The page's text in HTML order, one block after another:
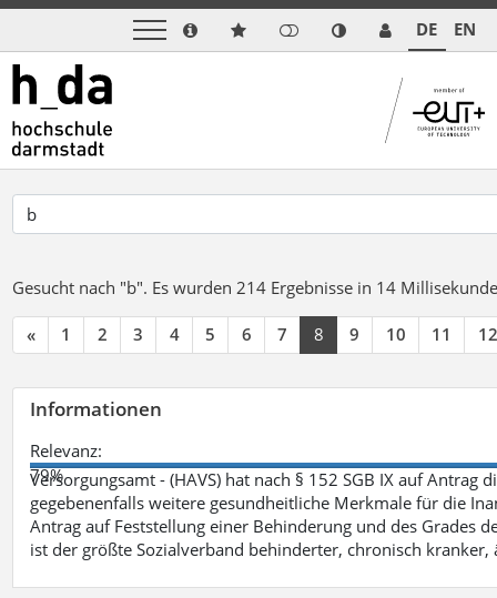
DE EN
Gesucht nach "b". Es wurden 214 Ergebnisse in 14
« 1 2 3 4 5 6 7 8 9 10 11 12
Informationen
Relevanz:
79%
Versorgungsamt - (HAVS) hat nach § 152 SGB IX auf
gegebenenfalls weitere gesundheitliche Merkmale für die
Antrag auf Feststellung einer Behinderung und des Grades
ist der größte Sozialverband behinderter, chronisch kranker,